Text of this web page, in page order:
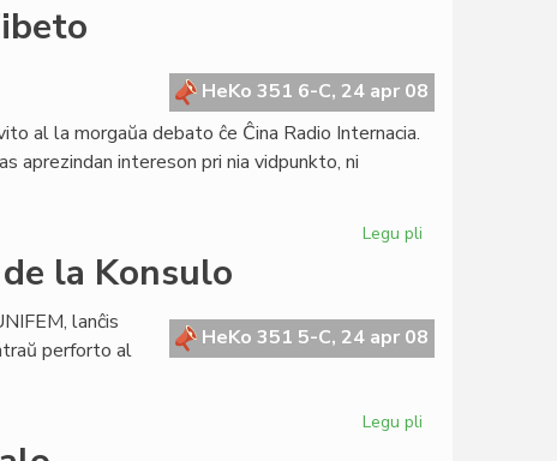
fondon
de
HeKo 351 6-C, 24 apr 08
al la morgaŭa debato ĉe Ĉina Radio Internacia.
aprezindan intereson pri nia vidpunkto, ni
Legu pli
debato
pri
la Konsulo
HeKo 351 5-C, 24 apr 08
lanĉis
perforto al
Legu pli